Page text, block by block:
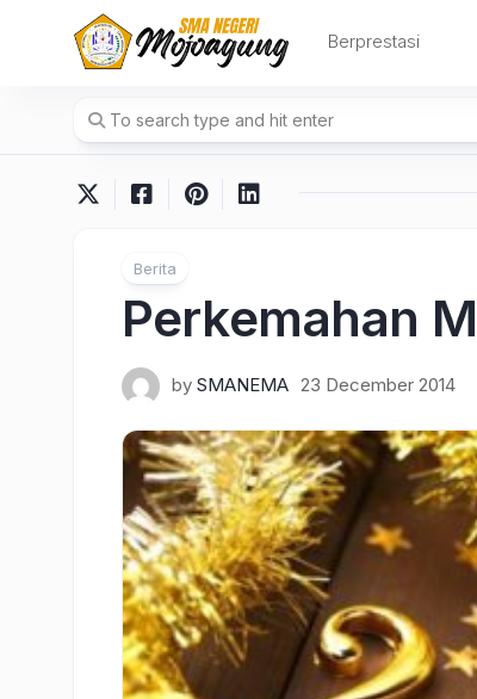
Berprestasi
Berita
Perkemahan
by SMANEMA 23 December 2014